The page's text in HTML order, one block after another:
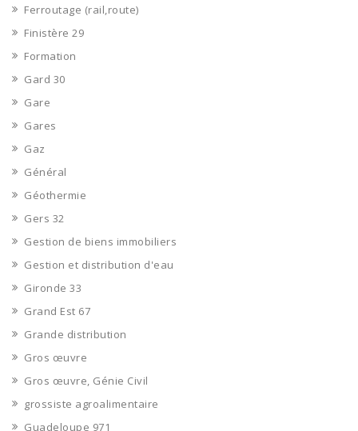
Ferroutage (rail,route)
Finistère 29
Formation
Gard 30
Gare
Gares
Gaz
Général
Géothermie
Gers 32
Gestion de biens immobiliers
Gestion et distribution d'eau
Gironde 33
Grand Est 67
Grande distribution
Gros œuvre
Gros œuvre, Génie Civil
grossiste agroalimentaire
Guadeloupe 971